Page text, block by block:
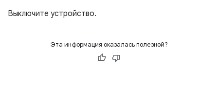
Выключите устройство.
Эта информация оказалась полезной?